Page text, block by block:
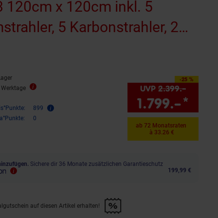
120cm x 120cm inkl. 5
5 Karbonstrahler, 2
Werktage
899
0
-25 %
Sie Sparen 25 Prozent,
UVP 2.399.–
1.799.–*
ab 72 Monatsraten
à 33.26 €
Sichere dir 36 Monate zusätzlichen Garantieschutz
199,99 €
&amp; 30€ Filialgutschein auf diesen Artikel erhalten!" anwenden
auf diesen Artikel erhalten!